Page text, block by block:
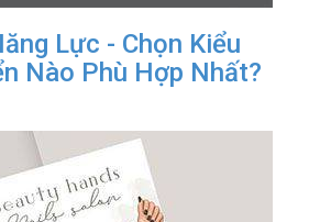
Lực - Chọn Kiểu
Nào Phù Hợp Nhất?